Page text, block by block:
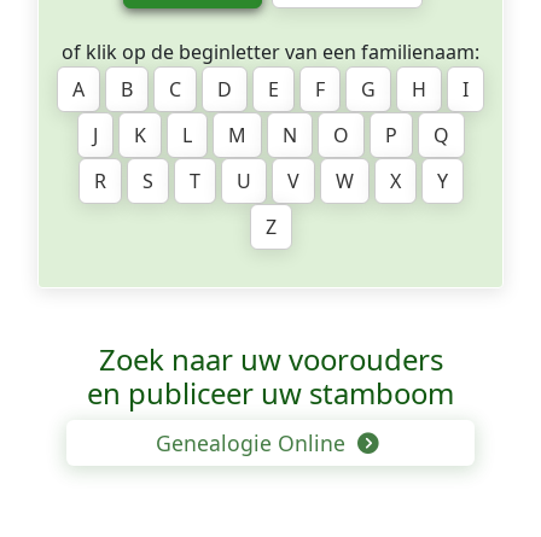
of klik op de beginletter van een familienaam:
A
B C D E F G H
I
J
K L M N O P
Q
R
S T U V W X
Y
Z
Zoek naar uw voorouders
en publiceer uw stamboom
Genealogie Online